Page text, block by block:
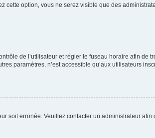
cette option, vous ne serez visible que des
de l’utilisateur et régler le fuseau horaire afin de
paramètres, n’est accessible qu’aux utilisateurs
soit erronée. Veuillez contacter un administrateur afin